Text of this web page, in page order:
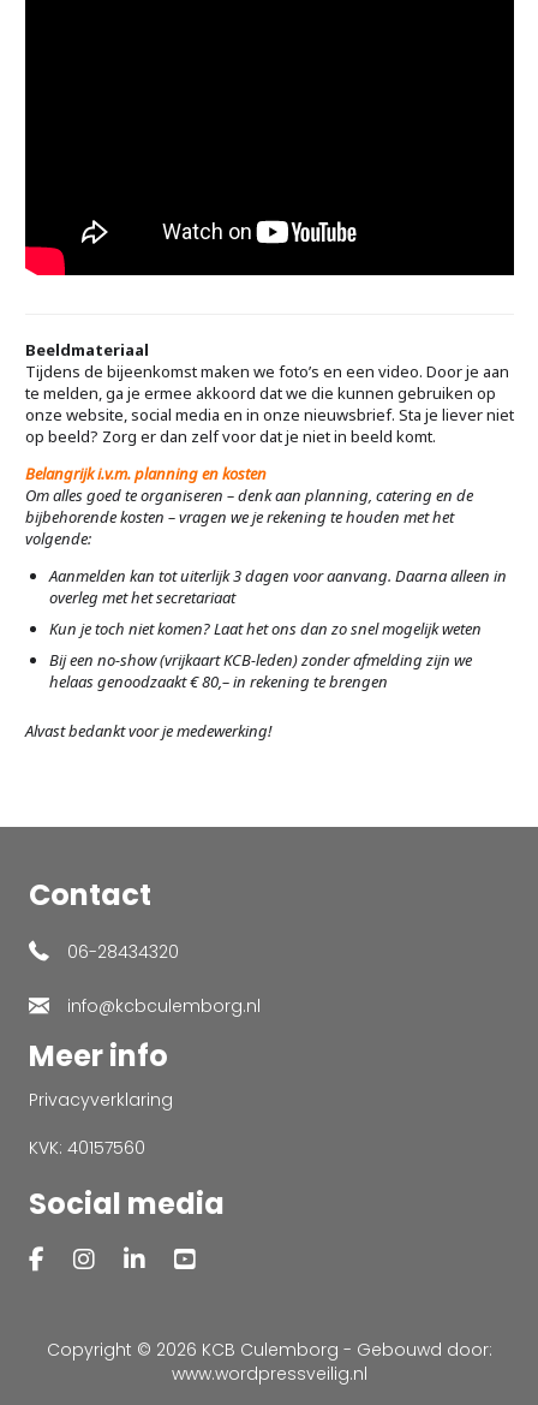
Beeldmateriaal
Tijdens de bijeenkomst maken we foto’s en een video. Door je aan
te melden, ga je ermee akkoord dat we die kunnen gebruiken op
onze website, social media en in onze nieuwsbrief. Sta je liever niet
op beeld? Zorg er dan zelf voor dat je niet in beeld komt.
Belangrijk i.v.m. planning en kosten
Om alles goed te organiseren – denk aan planning, catering en de
bijbehorende kosten – vragen we je rekening te houden met het
volgende:
Aanmelden kan tot uiterlijk 3 dagen voor aanvang. Daarna alleen in
overleg met het secretariaat
Kun je toch niet komen? Laat het ons dan zo snel mogelijk weten
Bij een no-show (vrijkaart KCB-leden) zonder afmelding zijn we
helaas genoodzaakt € 80,– in rekening te brengen
Alvast bedankt voor je medewerking!
Contact
06-28434320
info@kcbculemborg.nl
Meer info
Privacyverklaring
KVK: 40157560
Social media
Copyright © 2026 KCB Culemborg - Gebouwd door:
www.wordpressveilig.nl